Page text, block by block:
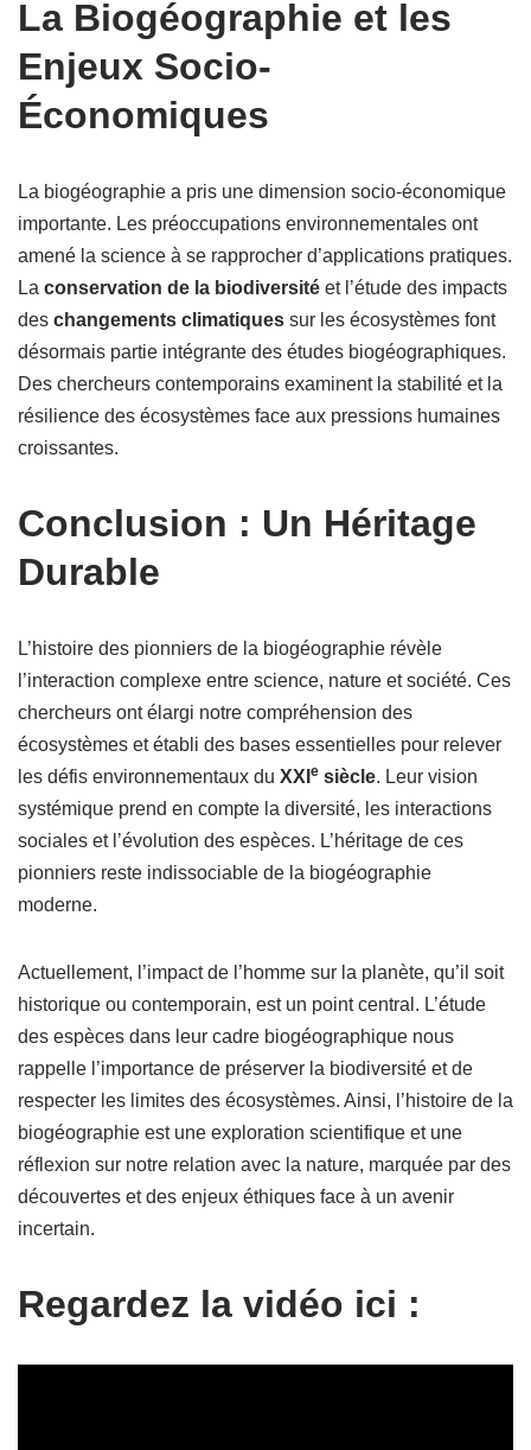
La Biogéographie et les
Enjeux Socio-
Économiques
La biogéographie a pris une dimension socio-économique
importante. Les préoccupations environnementales ont
amené la science à se rapprocher d’applications pratiques.
La conservation de la biodiversité et l’étude des impacts
des changements climatiques sur les écosystèmes font
désormais partie intégrante des études biogéographiques.
Des chercheurs contemporains examinent la stabilité et la
résilience des écosystèmes face aux pressions humaines
croissantes.
Conclusion : Un Héritage
Durable
L’histoire des pionniers de la biogéographie révèle
l’interaction complexe entre science, nature et société. Ces
chercheurs ont élargi notre compréhension des
écosystèmes et établi des bases essentielles pour relever
les défis environnementaux du XXI e siècle. Leur vision
systémique prend en compte la diversité, les interactions
sociales et l’évolution des espèces. L’héritage de ces
pionniers reste indissociable de la biogéographie
moderne.
Actuellement, l’impact de l’homme sur la planète, qu’il soit
historique ou contemporain, est un point central. L’étude
des espèces dans leur cadre biogéographique nous
rappelle l’importance de préserver la biodiversité et de
respecter les limites des écosystèmes. Ainsi, l’histoire de la
biogéographie est une exploration scientifique et une
réflexion sur notre relation avec la nature, marquée par des
découvertes et des enjeux éthiques face à un avenir
incertain.
Regardez la vidéo ici :